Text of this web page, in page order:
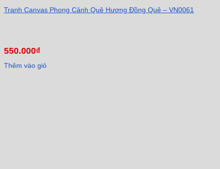
Tranh Canvas Phong Cảnh Quê Hương Đồng Quê – VN0061
550.000₫
Thêm vào giỏ